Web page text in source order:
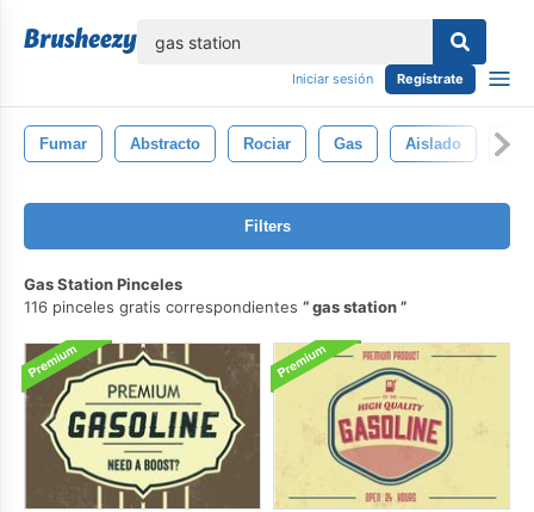
Iniciar sesión Regístrate
Fumar Abstracto Rociar Gas Aislado
Filters
Gas Station Pinceles
116 pinceles gratis correspondientes
gas station